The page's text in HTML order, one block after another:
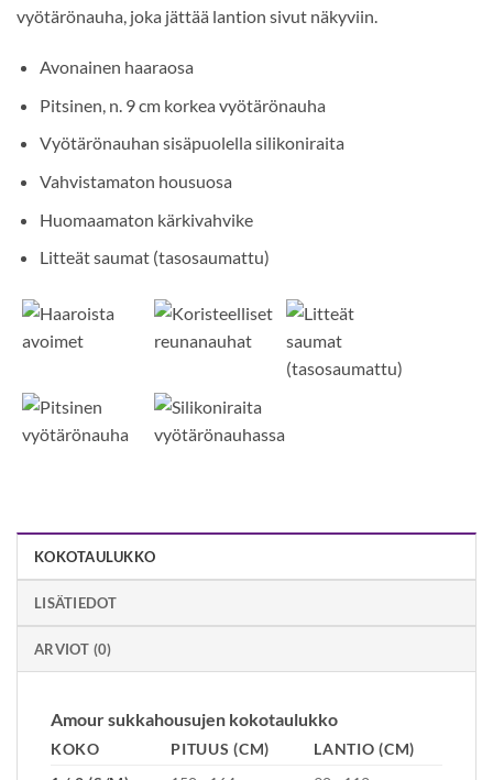
vyötärönauha, joka jättää lantion sivut näkyviin.
Avonainen haaraosa
Pitsinen, n. 9 cm korkea vyötärönauha
Vyötärönauhan sisäpuolella silikoniraita
Vahvistamaton housuosa
Huomaamaton kärkivahvike
Litteät saumat (tasosaumattu)
KOKOTAULUKKO
LISÄTIEDOT
ARVIOT (0)
Amour sukkahousujen kokotaulukko
KOKO PITUUS (CM)
LANTIO (CM)